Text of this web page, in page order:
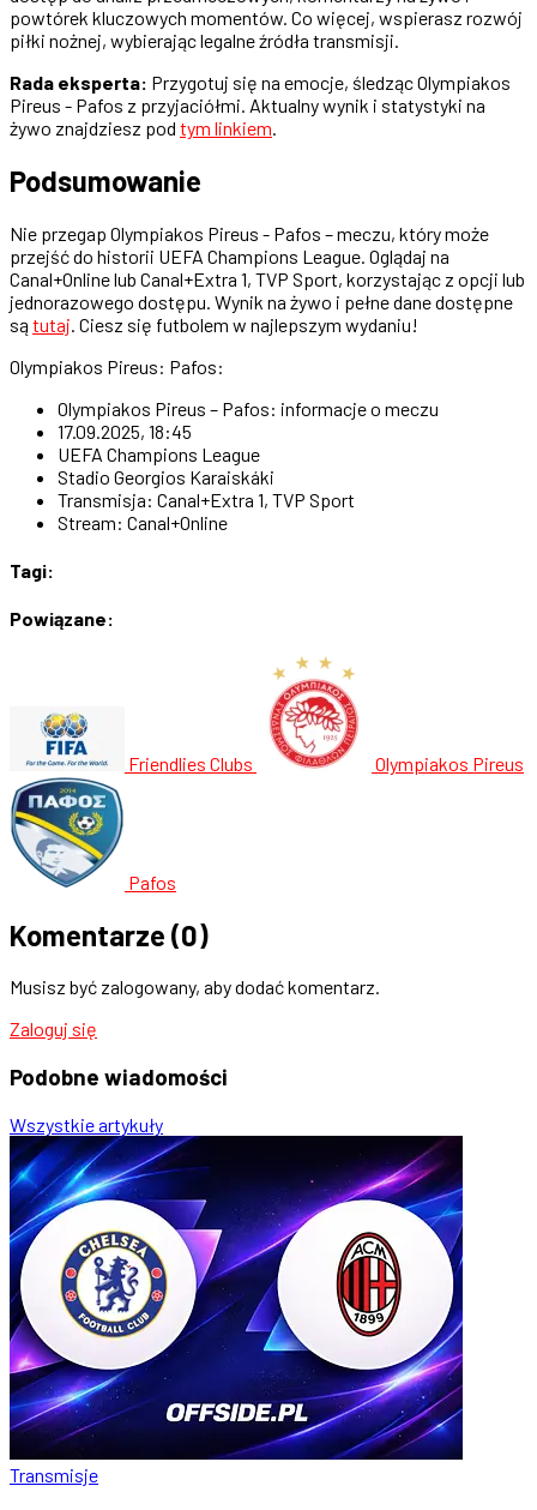
powtórek kluczowych momentów. Co więcej, wspierasz rozwój
piłki nożnej, wybierając legalne źródła transmisji.
Rada eksperta: Przygotuj się na emocje, śledząc Olympiakos
Pireus - Pafos z przyjaciółmi. Aktualny wynik i statystyki na
żywo znajdziesz pod tym linkiem.
Podsumowanie
Nie przegap Olympiakos Pireus - Pafos – meczu, który może
przejść do historii UEFA Champions League. Oglądaj na
Canal+Online lub Canal+Extra 1, TVP Sport, korzystając z opcji lub
jednorazowego dostępu. Wynik na żywo i pełne dane dostępne
sątutaj. Ciesz się futbolem w najlepszym wydaniu!
Olympiakos Pireus: Pafos:
Olympiakos Pireus – Pafos: informacje o meczu
17.09.2025, 18:45
UEFA Champions League
Stadio Georgios Karaiskáki
Transmisja: Canal+Extra 1, TVP Sport
Stream: Canal+Online
Tagi:
Powiązane:
Friendlies Clubs Olympiakos Pireus
Pafos
Komentarze (0)
Musisz być zalogowany, aby dodać komentarz.
Zaloguj się
Podobne wiadomości
Wszystkie artykuły
Transmisje